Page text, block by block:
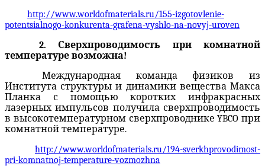
http://www.worldofmaterials.ru/155-izgotovlenie-
potentsialnogo-konkurenta-grafena-vyshlo-na-novyj-uroven
2. Сверхпроводимость при комнатной
температуре возможна!
Международная команда физиков из
Института структуры и динамики вещества Макса
Планка с помощью коротких инфракрасных
лазерных импульсов получила сверхпроводимость
в высокотемпературном сверхпроводнике YBCO при
комнатной температуре.
http://www.worldofmaterials.ru/194-sverkhprovodimost-
pri-komnatnoj-temperature-vozmozhna